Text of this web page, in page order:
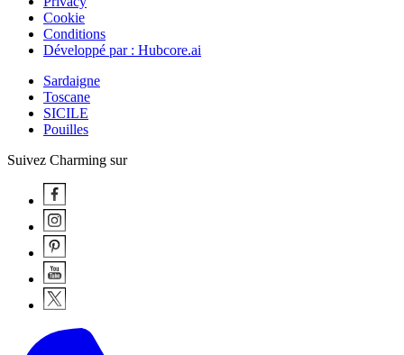
Cookie
Conditions
Développé par : Hubcore.ai
Sardaigne
Toscane
SICILE
Pouilles
Suivez Charming sur